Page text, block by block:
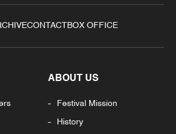
CONTACT BOX OFFICE
ABOUT US
Festival Mission
History